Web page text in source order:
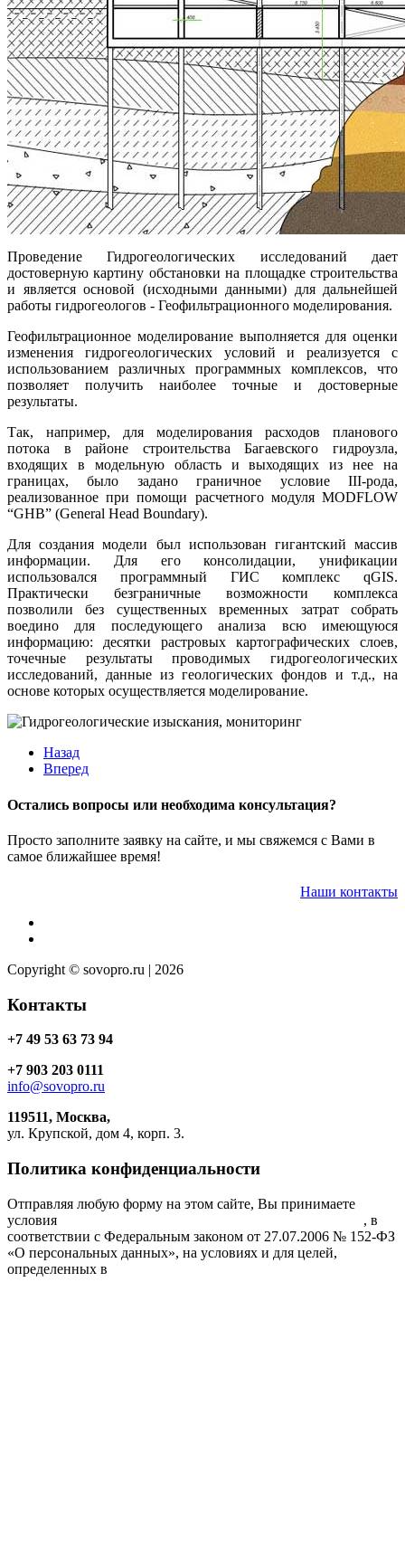
Проведение Гидрогеологических исследований дает
достоверную картину обстановки на площадке строительства
и является основой (исходными данными) для дальнейшей
работы гидрогеологов - Геофильтрационного моделирования.
Геофильтрационное моделирование выполняется для оценки
изменения гидрогеологических условий и реализуется с
использованием различных программных комплексов, что
позволяет получить наиболее точные и достоверные
результаты.
Так, например, для моделирования расходов планового
потока в районе строительства Багаевского гидроузла,
входящих в модельную область и выходящих из нее на
границах, было задано граничное условие III-рода,
реализованное при помощи расчетного модуля MODFLOW
“GHB” (General Head Boundary).
Для создания модели был использован гигантский массив
информации. Для его консолидации, унификации
использовался программный ГИС комплекс qGIS.
Практически безграничные возможности комплекса
позволили без существенных временных затрат собрать
воедино для последующего анализа всю имеющуюся
информацию: десятки растровых картографических слоев,
точечные результаты проводимых гидрогеологических
исследований, данные из геологических фондов и т.д., на
основе которых осуществляется моделирование.
Назад
Вперед
Остались вопросы или необходима консультация?
Просто заполните заявку на сайте, и мы свяжемся с Вами в
самое ближайшее время!
Наши контакты
Copyright © sovopro.ru | 2026
Контакты
+7 49 53 63 73 94
+7 903 203 0111
info@sovopro.ru
119511, Москва,
ул. Крупской, дом 4, корп. 3.
Политика конфиденциальности
Отправляя любую форму на этом сайте, Вы принимаете
условия
, в
соответствии с Федеральным законом от 27.07.2006 № 152-ФЗ
«О персональных данных», на условиях и для целей,
определенных в